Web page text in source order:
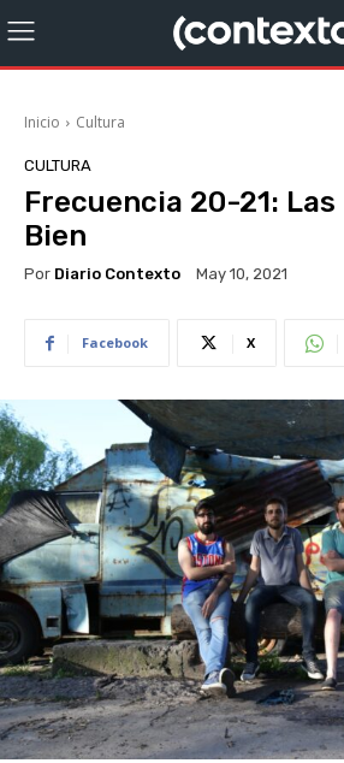
Inicio Cultura
CULTURA
Frecuencia 20-21:
Bien
Por Diario Contexto May 10, 2021
Facebook X